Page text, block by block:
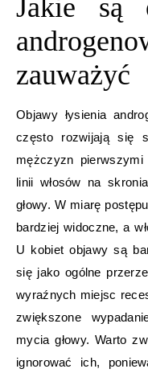
Jakie są
zauważyć
Objawy łysienia
często rozwijają się
mężczyzn
linii włosów na
głowy. W miarę
bardziej widoczne, a
U kobiet objawy są
się jako ogólne
wyraźnych miejsc
zwiększone
mycia głowy. Warto
ignorować ich,